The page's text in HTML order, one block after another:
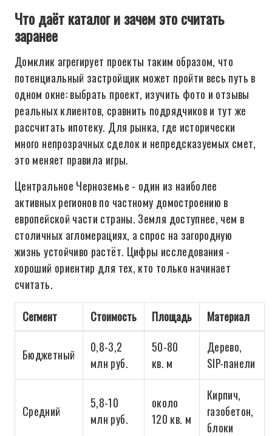
Что даёт каталог и зачем это считать
заранее
Домклик агрегирует проекты таким образом, что
потенциальный застройщик может пройти весь путь в
одном окне: выбрать проект, изучить фото и отзывы
реальных клиентов, сравнить подрядчиков и тут же
рассчитать ипотеку. Для рынка, где исторически
много непрозрачных сделок и непредсказуемых смет,
это меняет правила игры.
Центральное Черноземье - один из наиболее
активных регионов по частному домостроению в
европейской части страны. Земля доступнее, чем в
столичных агломерациях, а спрос на загородную
жизнь устойчиво растёт. Цифры исследования -
хороший ориентир для тех, кто только начинает
считать.
Сегмент Стоимость Площадь Материал
Бюджетный
0,8-3,2
млн руб.
50-80
кв. м
Дерево,
SIP-панели
Средний
5,8-10
млн руб.
около
120 кв. м
Кирпич,
газобетон,
блоки